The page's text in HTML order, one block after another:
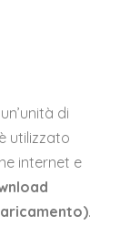
di
utilizzato
internet e
.